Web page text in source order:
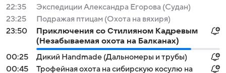
22:35
Экспедиции Александра Егорова (Судан)
23:25
Подражая птицам (Охота на вяхиря)
23:50
Приключения со Стилияном Кадревым
(Незабываемая охота на Балканах)
00:25
Дикий Handmade (Дальномеры и трубы)
00:45
Трофейная охота на сибирскую косулю на